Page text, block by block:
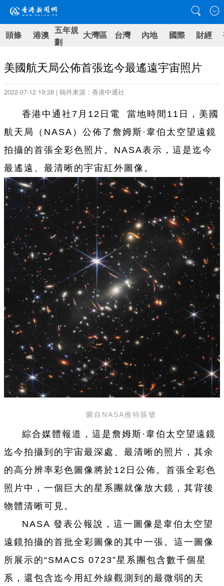
頭條 港澳 五年規
劃
大灣區 台灣 內地 國際 財經
美國航天局公佈首張迄今最遙遠宇宙照片
2022-07-12 19:28 | 稿件來源：香港中通社
香港中通社7月12日電 當地時間11日，美國
航天局（NASA）公佈了詹姆斯·韋伯太空望遠鏡
拍攝的首張全彩色照片。NASA表示，這是迄今
最遙遠、最清晰的宇宙紅外圖像。
圖自NASA推特賬號
綜合媒體報道，這是詹姆斯·韋伯太空望遠鏡
迄今拍攝到的宇宙最深處、最清晰的照片，其余
的高分辨率彩色圖像將於12日公佈。首張全彩色
照片中，一個巨大的星系團就像放大鏡，其背後
物體清晰可見。
NASA 發表公報說，這一圖像是韋伯太空望
遠鏡拍攝的首批全彩圖像的其中一張。這一圖像
所展示的“SMACS 0723”星系團包含數千個星
系，還包含迄今用紅外線觀測到的最微弱的天